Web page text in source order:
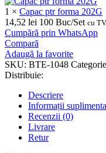
1 × Capac ptr forma 202G
14,52 lei 100 Buc/Set cu
Cumpără prin WhatsApp
Compară
Adaugă la favorite
SKU: BTE-1048
Distribuie:
Descriere
Informații
Recenzii (0)
Livrare
Retur